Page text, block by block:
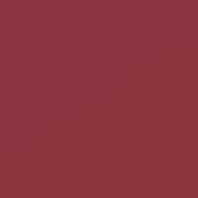
vidéo très facilement